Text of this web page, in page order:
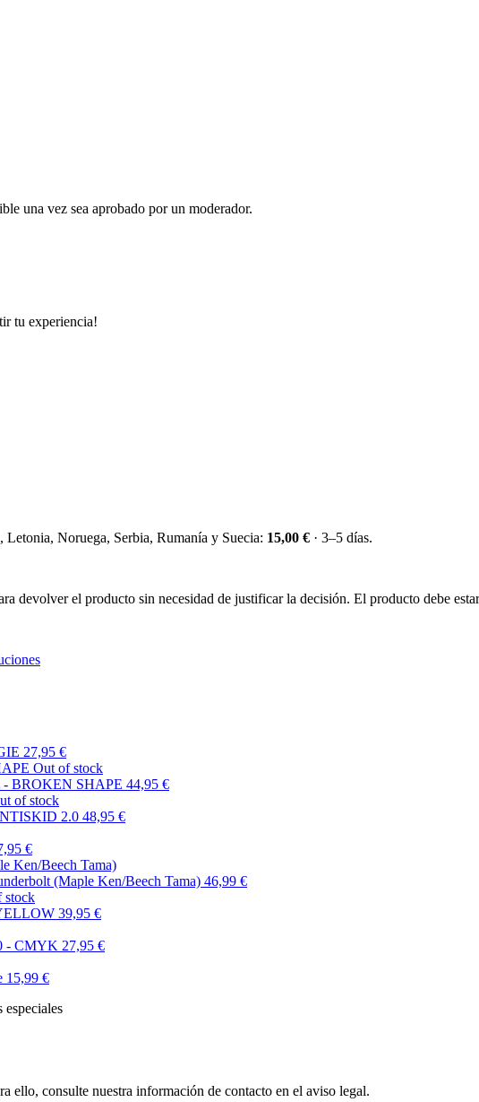
una vez sea aprobado por un moderador.
tu experiencia!
Noruega, Serbia, Rumanía y Suecia: 15,00 € · 3–5 días.
devolver el producto sin necesidad de justificar la decisión. El producto debe
27,95 €
Out of stock
BROKEN SHAPE 44,95 €
of stock
2.0 48,95 €
€
(Maple Ken/Beech Tama) 46,99 €
stock
39,95 €
- CMYK 27,95 €
15,99 €
especiales
ello, consulte nuestra información de contacto en el aviso legal.